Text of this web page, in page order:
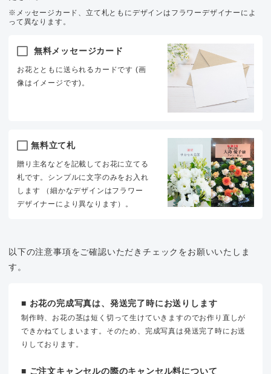
※メッセージカード、立て札ともにデザインはフラワーデザイナーによ
って異なります。
無料メッセージカード
お花とともに送られるカードです (画
像はイメージです)。
無料立て札
贈り主名などを記載してお花に立てる
札です。シンプルに文字のみをお入れ
します （細かなデザインはフラワー
デザイナーにより異なります）。
以下の注意事項をご確認いただきチェックをお願いいたしま
す。
■ お花の完成写真は、発送完了時にお送りします
制作時、お花の茎は短く切って生けていきますのでお作り直しが
できかねてしまいます。そのため、完成写真は発送完了時にお送
りしております。
■ ご注文キャンセルの際のキャンセル料について